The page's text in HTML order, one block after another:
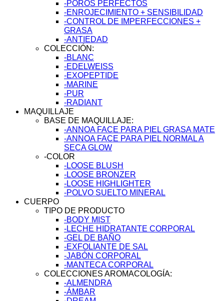
-POROS PERFECTOS
-ENROJECIMIENTO + SENSIBILIDAD
-CONTROL DE IMPERFECCIONES +
GRASA
-ANTIEDAD
COLECCIÓN:
-BLANC
-EDELWEISS
-EXOPEPTIDE
-MARINE
-PUR
-RADIANT
MAQUILLAJE
BASE DE MAQUILLAJE:
-ANNOA FACE PARA PIEL GRASA MATE
-ANNOA FACE PARA PIEL NORMAL A
SECA GLOW
-COLOR
-LOOSE BLUSH
-LOOSE BRONZER
-LOOSE HIGHLIGHTER
-POLVO SUELTO MINERAL
CUERPO
TIPO DE PRODUCTO
-BODY MIST
-LECHE HIDRATANTE CORPORAL
-GEL DE BAÑO
-EXFOLIANTE DE SAL
-JABÓN CORPORAL
-MANTECA CORPORAL
COLECCIONES AROMACOLOGÍA:
-ALMENDRA
-ÁMBAR